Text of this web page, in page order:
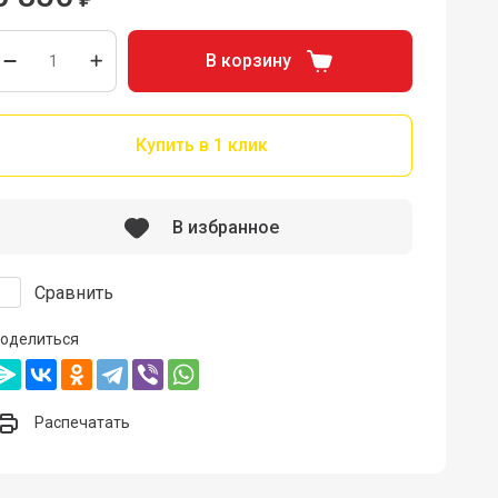
В корзину
Купить в 1 клик
Сравнить
В избранное
Распечатать